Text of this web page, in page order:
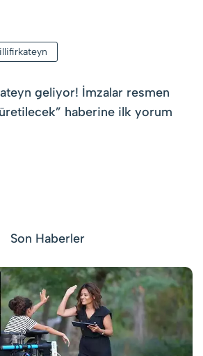
geliyor! İmzalar resmen
üretilecek” haberine ilk yorum
Son Haberler